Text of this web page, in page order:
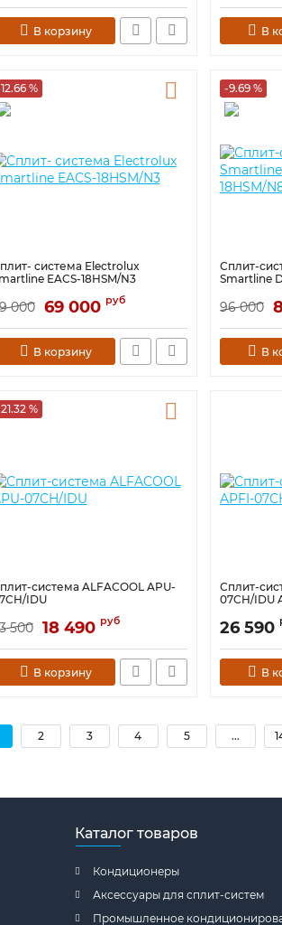
В корзину В
%
система Electrolux
EACS-18HSM/N3
000 69 000 руб
В корзину
-9.69 %
Сплит-
Smartline
96 000
В
%
система ALFACOOL APU-
IDU
500 18 490 руб
В корзину
Сплит-
07CH/IDU
26 590
В
2 3 4 5 ...
Каталог товаров
Кондиционеры
Аксессуары для сплит-систем
Промышленное